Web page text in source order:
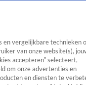
TV Algemeen
Tip
en vergelijkbare technieken
van onze website(s),
accepteren” selecteert,
om onze advertenties en
en diensten te